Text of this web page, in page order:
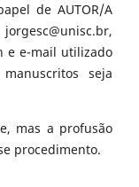
de AUTOR/A
e e-mail utilizado
seja
mas a profusão
procedimento.